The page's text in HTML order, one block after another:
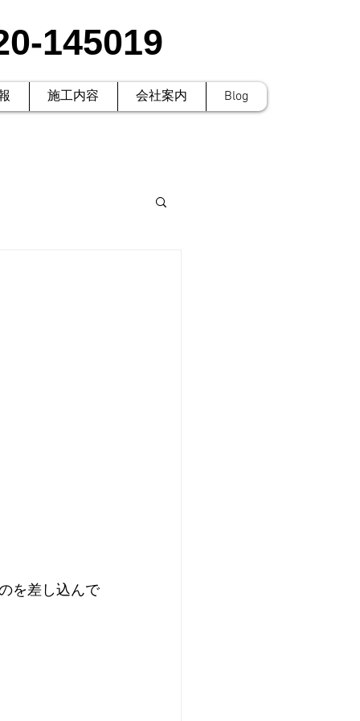
145019
施工内容 会社案内 Blog
を差し込んで